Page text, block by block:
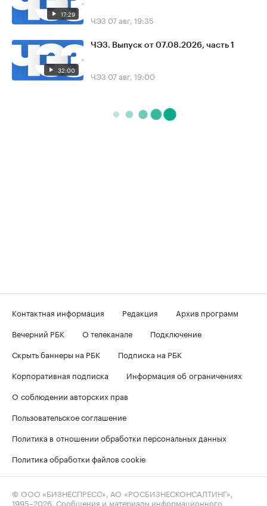
17:29 ЧЭЗ 07 авг, 19:35
32:00
ЧЭЗ. Выпуск от 07.08.2026, часть 1
ЧЭЗ 07 авг, 19:00
Контактная информация Редакция
Архив программ
Вечерний РБК
О телеканале
Подключение
Скрыть баннеры на РБК
Подписка на РБК
Корпоративная подписка
Информация об ограничениях
О соблюдении авторских прав
Пользовательское соглашение
Политика в отношении обработки персональных данных
Политика обработки файлов cookie
© ООО «БИЗНЕСПРЕСС», АО «РОСБИЗНЕСКОНСАЛТИНГ»,
1995–2026 . Сообщения и материалы информационного